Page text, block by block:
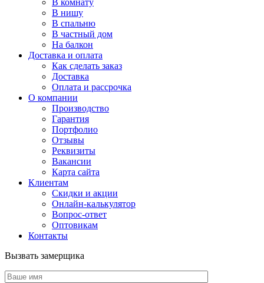
В комнату
В нишу
В спальню
В частный дом
На балкон
Доставка и оплата
Как сделать заказ
Доставка
Оплата и рассрочка
О компании
Производство
Гарантия
Портфолио
Отзывы
Реквизиты
Вакансии
Карта сайта
Клиентам
Скидки и акции
Онлайн-калькулятор
Вопрос-ответ
Оптовикам
Контакты
Вызвать замерщика